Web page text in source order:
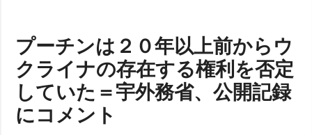
プーチンは２０年以上前からウ
クライナの存在する権利を否定
していた＝宇外務省、公開記録
にコメント